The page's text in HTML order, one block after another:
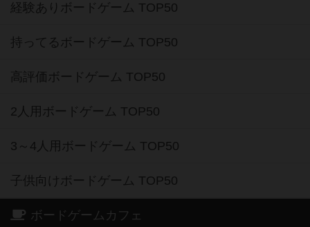
経験ありボードゲーム TOP50
持ってるボードゲーム TOP50
高評価ボードゲーム TOP50
2人用ボードゲーム TOP50
3～4人用ボードゲーム TOP50
子供向けボードゲーム TOP50
ボードゲームカフェ